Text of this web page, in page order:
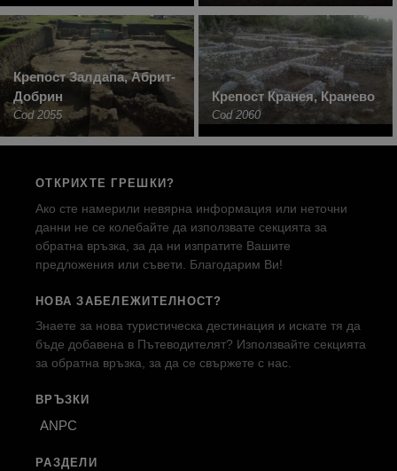
Крепост Залдапа, Абрит-
Добрин
Cod 2055
Крепост Кранея, Кранево
Cod 2060
ОТКРИХТЕ ГРЕШКИ?
Ако сте намерили невярна информация или неточни
данни не се колебайте да използвате секцията за
обратна връзка, за да ни изпратите Вашите
предложения или съвети. Благодарим Ви!
НОВА ЗАБЕЛЕЖИТЕЛНОСТ?
Знаете за нова туристическа дестинация и искате тя да
бъде добавена в Пътеводителят? Използвайте секцията
за обратна връзка, за да се свържете с нас.
ВРЪЗКИ
ANPC
РАЗДЕЛИ